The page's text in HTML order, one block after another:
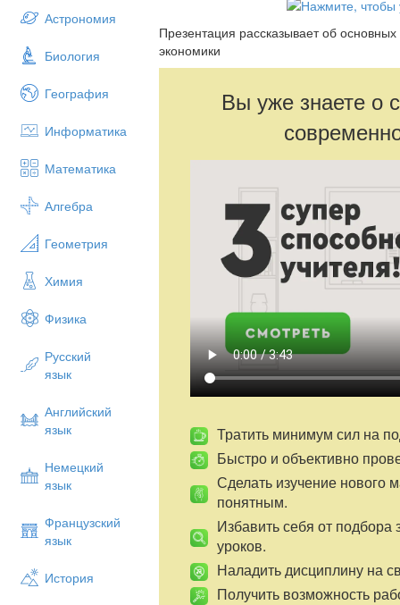
Астрономия
Биология
География
Информатика
Математика
Алгебра
Геометрия
Химия
Физика
Русский
язык
Английский
язык
Немецкий
язык
Французский
язык
История
Презентация рассказывает об
экономики
Вы уже знаете о
Тратить минимум сил на
Быстро и объективно
Сделать изучение нового
понятным.
Избавить себя от подбора
уроков.
Наладить дисциплину на
Получить возможность